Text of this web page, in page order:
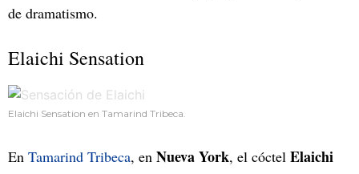
de dramatismo.
Elaichi Sensation
Elaichi Sensation en Tamarind Tribeca.
En Tamarind Tribeca, en Nueva York, el cóctel Elaichi